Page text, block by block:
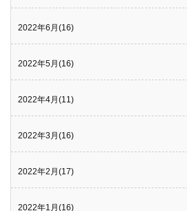
2022年6月(16)
2022年5月(16)
2022年4月(11)
2022年3月(16)
2022年2月(17)
2022年1月(16)